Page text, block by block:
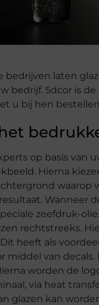
bedrijven laten
bedrijf. 5dcor is
u bij hen
op basis van
Hierna
waarop
Wanneer
zeefdruk-
rechtstreeks.
heeft als
middel van
worden de
via heat
glazen kan